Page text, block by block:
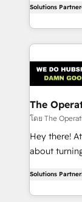
Barcelona
the UK, we
smarter
Iberia
with
growth. Our
that simplify
turn innovation
HubSpot
projects •
technology
Solutions Partner
The
โดย The
Hey there!
about
scalable
Solutions Partner